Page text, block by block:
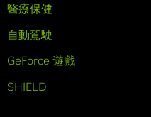
醫療保健
自動駕駛
GeForce 遊戲
SHIELD